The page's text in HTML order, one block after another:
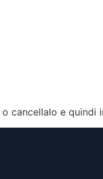
cancellalo e quindi